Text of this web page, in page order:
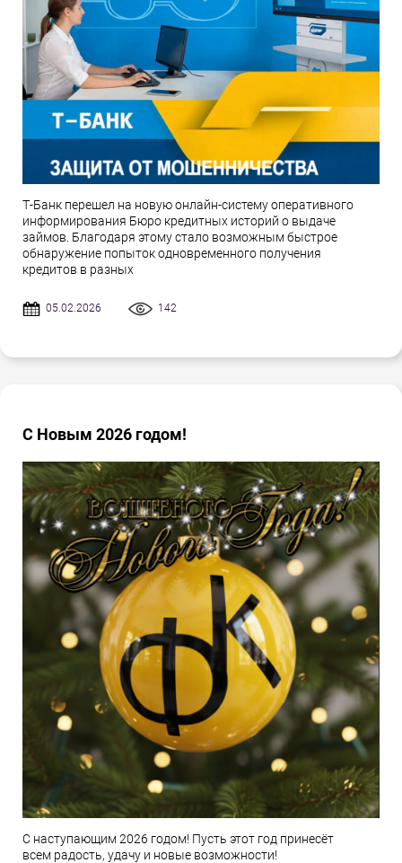
Т-Банк перешел на новую онлайн-систему оперативного
информирования Бюро кредитных историй о выдаче
займов. Благодаря этому стало возможным быстрое
обнаружение попыток одновременного получения
кредитов в разных
05.02.2026 142
С Новым 2026 годом!
С наступающим 2026 годом! Пусть этот год принесёт
всем радость, удачу и новые возможности!